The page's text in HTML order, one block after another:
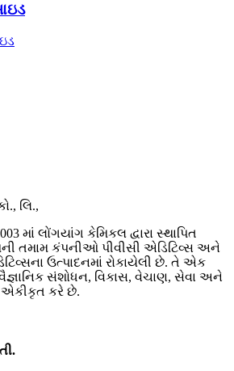
લિ.,
માં લોંગયાંગ કેમિકલ દ્વારા સ્થાપિત
તમામ કંપનીઓ પીવીસી એડિટિવ્સ અને
ઉત્પાદનમાં રોકાયેલી છે. તે એક
સંશોધન, વિકાસ, વેચાણ, સેવા અને
એકીકૃત કરે છે.